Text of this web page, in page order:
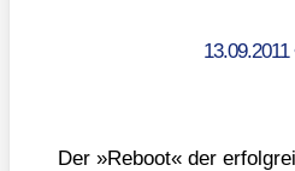
13.09.2011
Der »Reboot« der